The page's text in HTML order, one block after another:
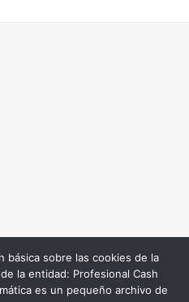
básica sobre las cookies de la
la entidad: Profesional Cash
es un pequeño archivo de